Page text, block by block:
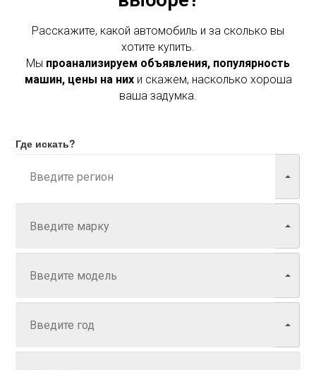
Расскажите, какой автомобиль и за сколько вы
хотите купить.
Мы проанализируем объявления, популярность
машин, цены на нихи скажем, насколько хороша
ваша задумка.
Где искать?